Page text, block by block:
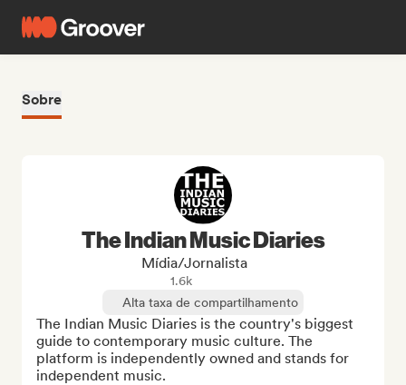
Sobre
The Indian Music Diaries
Mídia/Jornalista
1.6k
Alta taxa de compartilhamento
The Indian Music Diaries is the country's biggest
guide to contemporary music culture. The
platform is independently owned and stands for
independent music.